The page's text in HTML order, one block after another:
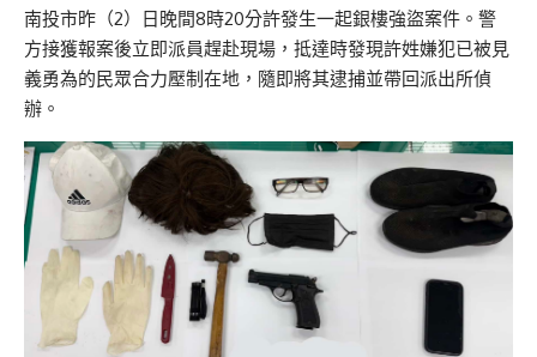
南投市昨（2）日晚間8時20分許發生一起銀樓強盜案件。 警
方接獲報案後立即派員趕赴現場， 抵達時發現許姓嫌犯已被見
義勇為的民眾合力壓制在地， 隨即將其逮捕並帶回派出所偵
辦。